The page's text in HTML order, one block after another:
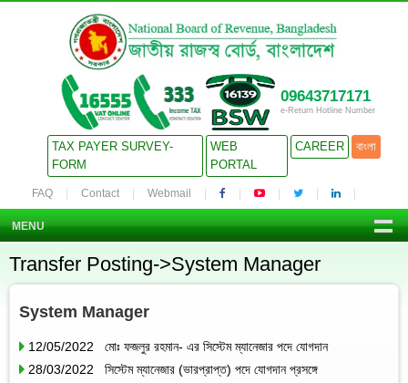
09643717171
e-Return Hotline Number
TAX PAYER SURVEY-
FORM
WEB
PORTAL
CAREER বাংলা
FAQ Contact Webmail
MENU
Transfer Posting->System Manager
System Manager
12/05/2022 মোঃ ফজলুর রহমান- এর সিস্টেম ম্যানেজার পদে যোগদান
28/03/2022 সিস্টেম ম্যানেজার (ভারপ্রাপ্ত) পদে যোগদান প্রসঙ্গে